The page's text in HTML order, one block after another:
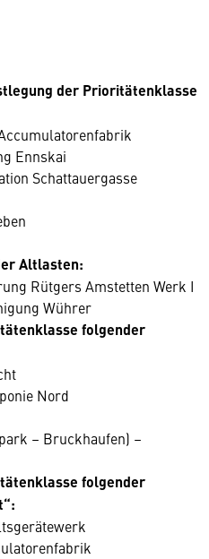
der Prioritätenklasse
Ennskai
Schattauergasse
Altlasten:
Rütgers Amstetten Werk I
Wührer
folgender
Nord
– Bruckhaufen) –
folgender